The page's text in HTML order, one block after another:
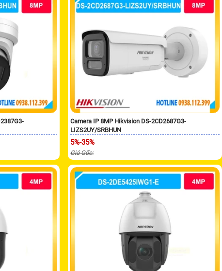
Camera IP 8MP Hikvision DS-2CD2687G3-
LIZS2UY/SRBHUN
5%-35%
Giá Gốc: